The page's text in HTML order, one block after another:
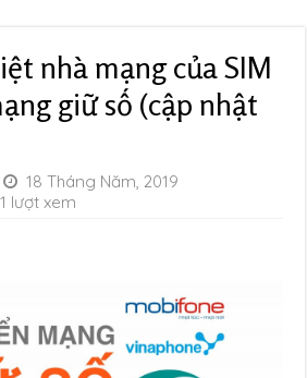
nhà mạng của SIM
giữ số (cập nhật
18 Tháng Năm, 2019
lượt xem